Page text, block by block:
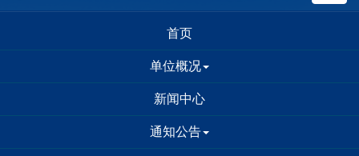
首页
单位概况
新闻中心
通知公告